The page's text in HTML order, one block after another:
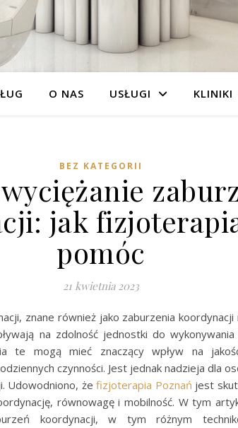
O NAS USŁUGI KLINIKI
BEZ KATEGORII
jak
pomóc
21 kwietnia 2023
znane również jako zaburzenia
na zdolność jednostki do
te mogą mieć znaczący wpływ na
czynności. Jest jednak nadzieja dla
Udowodniono, żefizjoterapia Poznań jest
równowagę i mobilność. W tym
koordynacji, w tym różnym